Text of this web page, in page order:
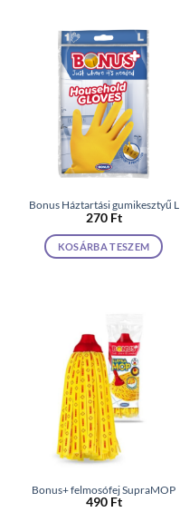
Bonus Háztartási gumikesztyű L
270 Ft
KOSÁRBA TESZEM
Bonus+ felmosófej SupraMOP
490 Ft